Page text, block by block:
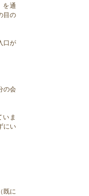
通
目の
が
会
ま
にい
に